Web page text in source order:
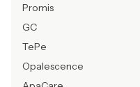
Promis
GC
TePe
Opalescence